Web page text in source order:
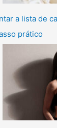
a lista de
prático